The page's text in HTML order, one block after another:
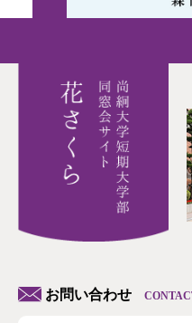
お問い合わせ